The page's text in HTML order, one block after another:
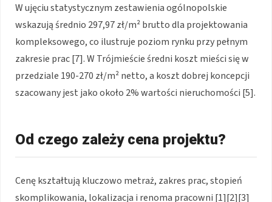
W ujęciu statystycznym zestawienia ogólnopolskie
wskazują średnio 297,97 zł/m² brutto dla projektowania
kompleksowego, co ilustruje poziom rynku przy pełnym
zakresie prac [7]. W Trójmieście średni koszt mieści się w
przedziale 190-270 zł/m² netto, a koszt dobrej koncepcji
szacowany jest jako około 2% wartości nieruchomości [5].
Od czego zależy cena projektu?
Cenę kształtują kluczowo metraż, zakres prac, stopień
skomplikowania, lokalizacja i renoma pracowni [1][2][3]